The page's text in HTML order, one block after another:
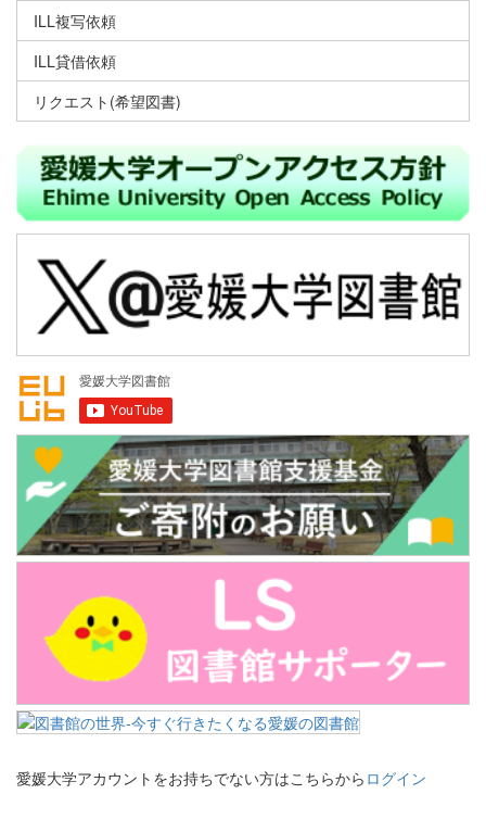
ILL複写依頼
ILL貸借依頼
リクエスト(希望図書)
愛媛大学アカウントをお持ちでない方はこちらから ログイン